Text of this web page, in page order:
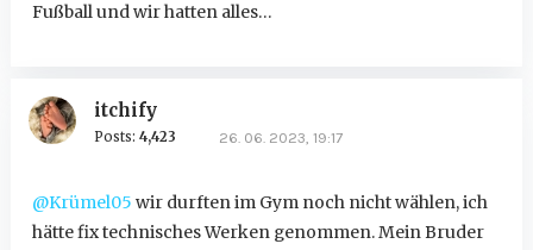
Fußball und wir hatten alles…
itchify
Posts: 4,423 26. 06. 2023, 19:17
@Krümel05 wir durften im Gym noch nicht wählen, ich
hätte fix technisches Werken genommen. Mein Bruder